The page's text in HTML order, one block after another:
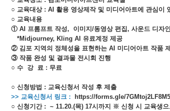
○ 교육대상 : AI 활용 영상제작 및 미디어아트에 관심이
○ 교육내용
① AI 프롬프트 작성, 이미지/동영상 편집, 사운드 디자
*Midjourney, Kling AI 유료계정 제공
② 김포 지역의 정체성을 표현하는 AI 미디어아트 작품
③ 작품 완성 및 결과물 전시회 진행
○ 수 강 료 : 무료
○ 신청방법 : 교육신청서 작성 후 제출
>> 교육신청서 링크 :
https://forms.gle/
○ 신청기간 : ~ 11.20.(목) 17시까지 ※ 신청 시 교육생